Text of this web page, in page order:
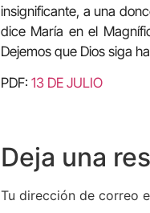
insignificante, a una
dice María en el
Dejemos que Dios siga
PDF: 13 DE JULIO
Deja una
Tu dirección de correo